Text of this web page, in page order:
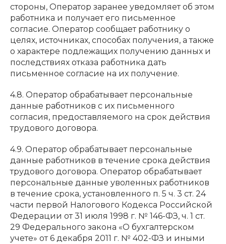
стороны, Оператор заранее уведомляет об этом
работника и получает его письменное
согласие. Оператор сообщает работнику о
целях, источниках, способах получения, а также
о характере подлежащих получению данных и
последствиях отказа работника дать
письменное согласие на их получение.
4.8. Оператор обрабатывает персональные
данные работников с их письменного
согласия, предоставляемого на срок действия
трудового договора.
4.9. Оператор обрабатывает персональные
данные работников в течение срока действия
трудового договора. Оператор обрабатывает
персональные данные уволенных работников
в течение срока, установленного п. 5 ч. 3 ст. 24
части первой Налогового Кодекса Российской
Федерации от 31 июля 1998 г. № 146-ФЗ, ч. 1 ст.
29 Федерального закона «О бухгалтерском
учете» от 6 декабря 2011 г. № 402-ФЗ и иными